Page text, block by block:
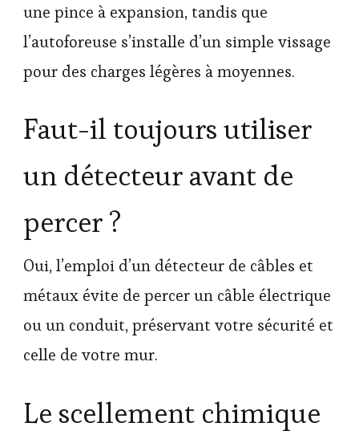
une pince à expansion, tandis que
l’autoforeuse s’installe d’un simple vissage
pour des charges légères à moyennes.
Faut-il toujours utiliser
un détecteur avant de
percer ?
Oui, l’emploi d’un détecteur de câbles et
métaux évite de percer un câble électrique
ou un conduit, préservant votre sécurité et
celle de votre mur.
Le scellement chimique